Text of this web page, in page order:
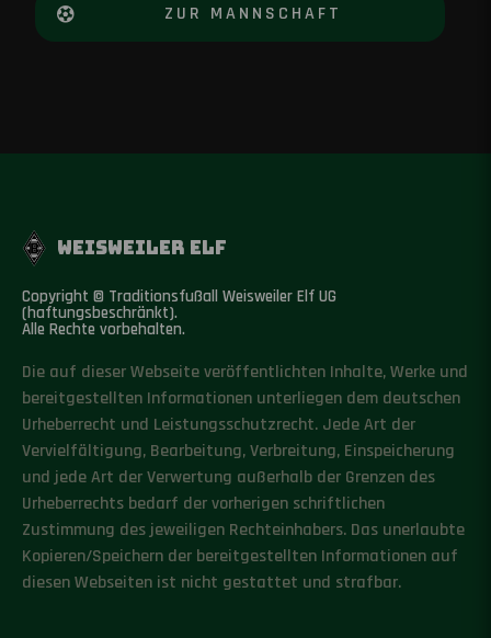
ZUR MANNSCHAFT
WEISWEILER ELF
Copyright © Traditionsfußall Weisweiler Elf UG
(haftungsbeschränkt).
Alle Rechte vorbehalten.
Die auf dieser Webseite veröffentlichten Inhalte, Werke und
bereitgestellten Informationen unterliegen dem deutschen
Urheberrecht und Leistungsschutzrecht. Jede Art der
Vervielfältigung, Bearbeitung, Verbreitung, Einspeicherung
und jede Art der Verwertung außerhalb der Grenzen des
Urheberrechts bedarf der vorherigen schriftlichen
Zustimmung des jeweiligen Rechteinhabers. Das unerlaubte
Kopieren/Speichern der bereitgestellten Informationen auf
diesen Webseiten ist nicht gestattet und strafbar.